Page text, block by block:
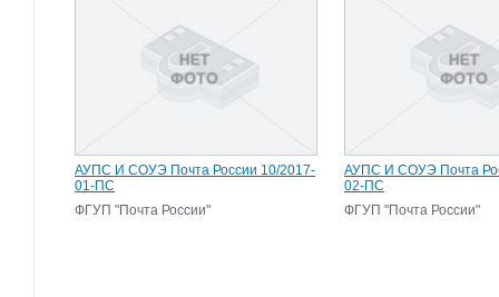
АУПС И СОУЭ Почта России 10/2017-
01-ПС
ФГУП "Почта России"
АУПС И СОУЭ Почта
02-ПС
ФГУП "Почта России"